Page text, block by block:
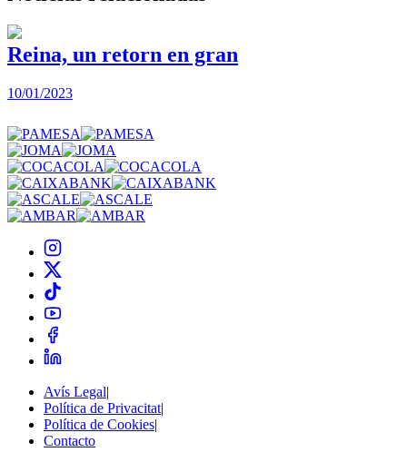
Reina, un retorn en gran
10/01/2023
Avís Legal|
Política de Privacitat|
Política de Cookies|
Contacto